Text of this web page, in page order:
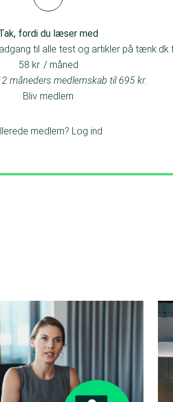
fordi du læser med
til alle test og artikler på tænk.dk
58 kr. / måned
måneders medlemskab til 695 kr.
Bliv medlem
medlem? Log ind